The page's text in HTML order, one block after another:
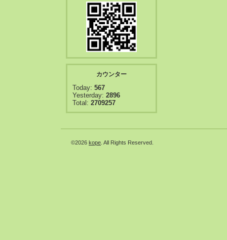
カウンター
Today: 567
Yesterday: 2896
Total: 2709257
©2026 kope . All Rights Reserved.